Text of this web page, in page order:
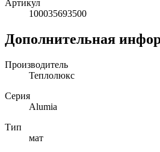
Артикул
100035693500
Дополнительная
Производитель
Теплолюкс
Серия
Alumia
Тип
мат